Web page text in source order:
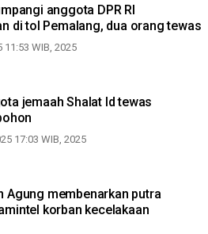
anggota DPR RI
di tol Pemalang, dua orang tewas
11:53 WIB, 2025
jemaah Shalat Id tewas
17:03 WIB, 2025
Agung membenarkan putra
korban kecelakaan